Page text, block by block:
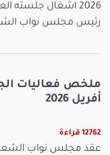
2026 اشغال جلسته
رئيس مجلس نواب
أفريل 2026
12762 قراءة